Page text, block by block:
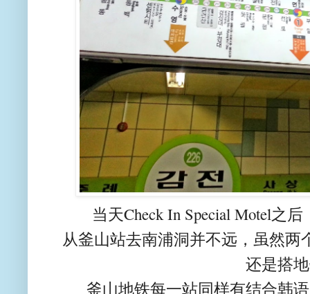
当天Check In Special Motel之
从釜山站去南浦洞并不远，虽然
还是搭
釜山地铁每一站同样有结合韩